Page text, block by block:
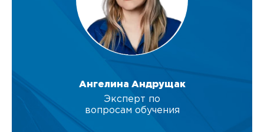
Ангелина Андрущак
Эксперт по
вопросам обучения